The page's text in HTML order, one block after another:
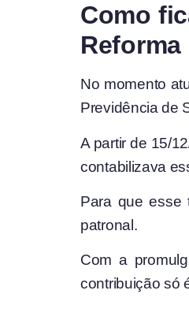
Como
No momento
Previdência de
A partir de 15/
contabilizava
Para que esse
patronal.
Com a
contribuição só